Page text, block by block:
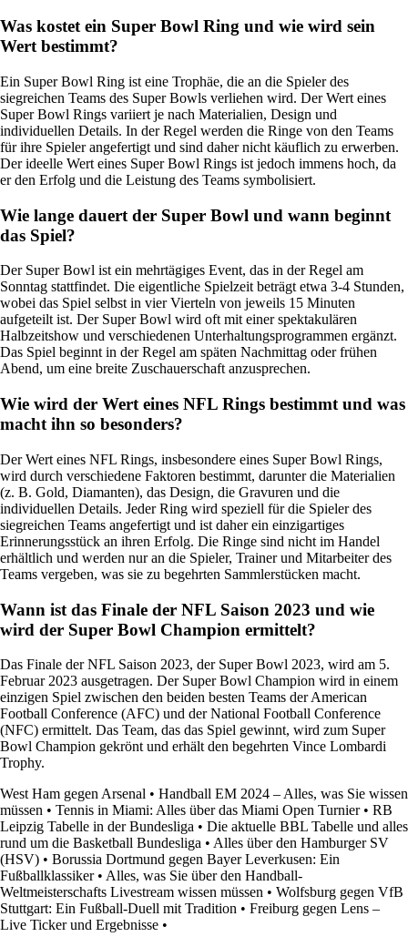
Was kostet ein Super Bowl Ring und wie wird sein
Wert bestimmt?
Ein Super Bowl Ring ist eine Trophäe, die an die Spieler des
siegreichen Teams des Super Bowls verliehen wird. Der Wert eines
Super Bowl Rings variiert je nach Materialien, Design und
individuellen Details. In der Regel werden die Ringe von den Teams
für ihre Spieler angefertigt und sind daher nicht käuflich zu erwerben.
Der ideelle Wert eines Super Bowl Rings ist jedoch immens hoch, da
er den Erfolg und die Leistung des Teams symbolisiert.
Wie lange dauert der Super Bowl und wann beginnt
das Spiel?
Der Super Bowl ist ein mehrtägiges Event, das in der Regel am
Sonntag stattfindet. Die eigentliche Spielzeit beträgt etwa 3-4 Stunden,
wobei das Spiel selbst in vier Vierteln von jeweils 15 Minuten
aufgeteilt ist. Der Super Bowl wird oft mit einer spektakulären
Halbzeitshow und verschiedenen Unterhaltungsprogrammen ergänzt.
Das Spiel beginnt in der Regel am späten Nachmittag oder frühen
Abend, um eine breite Zuschauerschaft anzusprechen.
Wie wird der Wert eines NFL Rings bestimmt und was
macht ihn so besonders?
Der Wert eines NFL Rings, insbesondere eines Super Bowl Rings,
wird durch verschiedene Faktoren bestimmt, darunter die Materialien
(z. B. Gold, Diamanten), das Design, die Gravuren und die
individuellen Details. Jeder Ring wird speziell für die Spieler des
siegreichen Teams angefertigt und ist daher ein einzigartiges
Erinnerungsstück an ihren Erfolg. Die Ringe sind nicht im Handel
erhältlich und werden nur an die Spieler, Trainer und Mitarbeiter des
Teams vergeben, was sie zu begehrten Sammlerstücken macht.
Wann ist das Finale der NFL Saison 2023 und wie
wird der Super Bowl Champion ermittelt?
Das Finale der NFL Saison 2023, der Super Bowl 2023, wird am 5.
Februar 2023 ausgetragen. Der Super Bowl Champion wird in einem
einzigen Spiel zwischen den beiden besten Teams der American
Football Conference (AFC) und der National Football Conference
(NFC) ermittelt. Das Team, das das Spiel gewinnt, wird zum Super
Bowl Champion gekrönt und erhält den begehrten Vince Lombardi
Trophy.
West Ham gegen Arsenal • Handball EM 2024 – Alles, was Sie wissen
müssen • Tennis in Miami: Alles über das Miami Open Turnier• RB
Leipzig Tabelle in der Bundesliga • Die aktuelle BBL Tabelle und alles
rund um die Basketball Bundesliga • Alles über den Hamburger SV
(HSV) • Borussia Dortmund gegen Bayer Leverkusen: Ein
Fußballklassiker• Alles, was Sie über den Handball-
Weltmeisterschafts Livestream wissen müssen • Wolfsburg gegen VfB
Stuttgart: Ein Fußball-Duell mit Tradition • Freiburg gegen Lens –
Live Ticker und Ergebnisse •